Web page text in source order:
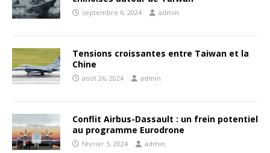
septembre 6, 2024 admin
Tensions croissantes entre Taiwan et la
Chine
août 26, 2024 admin
Conflit Airbus-Dassault : un frein potentiel
au programme Eurodrone
février 5, 2024 admin